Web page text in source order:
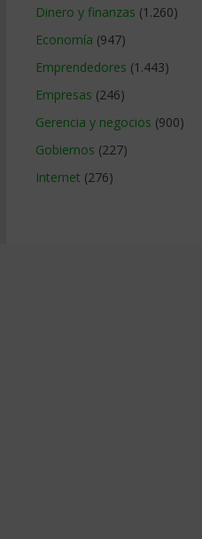
Dinero y finanzas (1.260)
Economía (947)
Emprendedores (1.443)
Empresas (246)
Gerencia y negocios (900)
Gobiernos (227)
Internet (276)